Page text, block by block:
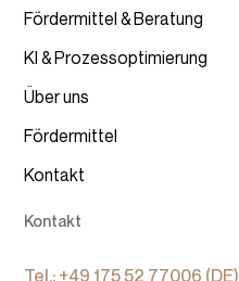
Fördermittel & Beratung
KI & Prozessoptimierung
Über uns
Fördermittel
Kontakt
Kontakt
Tel.: +49 175 52 77006 (DE)